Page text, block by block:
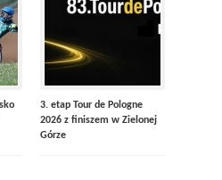
3. etap Tour de Pologne
2026 z finiszem w Zielonej
Górze